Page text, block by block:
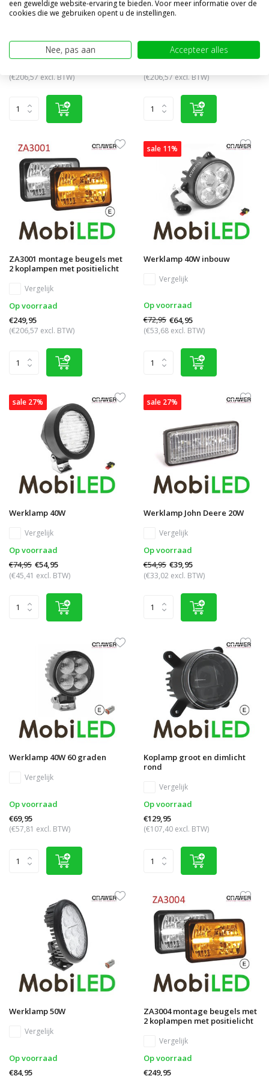
Set koplampen Hyperios
Deutz New Holland Case
Op voorraad
(€206,57 excl. BTW)
ZA3002 montage beugels met
2 koplampen met positielicht
Op voorraad
(€206,57 excl. BTW)
ZA3001 montage beugels met
2 koplampen met positielicht
Vergelijk
Op voorraad
€249,95
(€206,57 excl. BTW)
sale 11%
Werklamp 40W inbouw
Vergelijk
Op voorraad
€72,95 €64,95
(€53,68 excl. BTW)
sale 27%
Werklamp 40W
Vergelijk
Op voorraad
€74,95 €54,95
(€45,41 excl. BTW)
sale 27%
Werklamp John Deere 20W
Vergelijk
Op voorraad
€54,95 €39,95
(€33,02 excl. BTW)
Werklamp 40W 60 graden
Vergelijk
Op voorraad
€69,95
(€57,81 excl. BTW)
Koplamp groot en dimlicht
rond
Vergelijk
Op voorraad
€129,95
(€107,40 excl. BTW)
Werklamp 50W
Vergelijk
Op voorraad
€84,95
ZA3004 montage beugels met
2 koplampen met positielicht
Vergelijk
Op voorraad
€249,95
een geweldige website-ervaring te bieden. Voor meer informatie over de
cookies die we gebruiken opent u de instellingen.
Nee, pas aan Accepteer alles